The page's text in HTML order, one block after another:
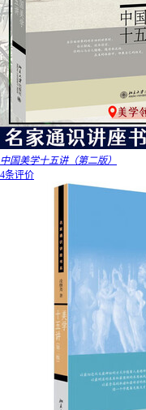
中国美学十五讲（第二版）
4条评价